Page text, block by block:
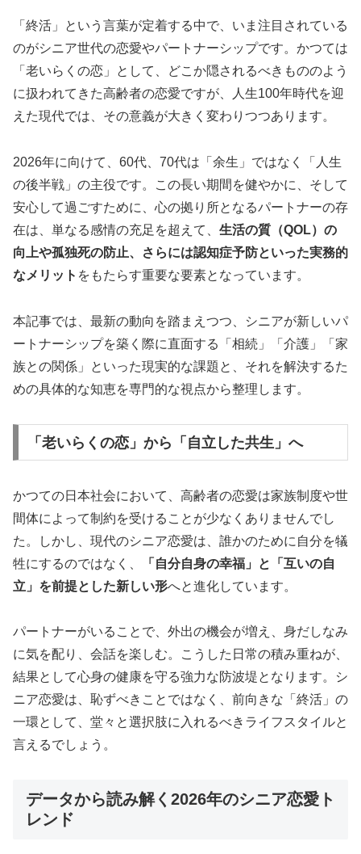
「終活」という言葉が定着する中で、いま注目されている
のがシニア世代の恋愛やパートナーシップです。かつては
「老いらくの恋」として、どこか隠されるべきもののよう
に扱われてきた高齢者の恋愛ですが、人生100年時代を迎
えた現代では、その意義が大きく変わりつつあります。
2026年に向けて、60代、70代は「余生」ではなく「人生
の後半戦」の主役です。この長い期間を健やかに、そして
安心して過ごすために、心の拠り所となるパートナーの存
在は、単なる感情の充足を超えて、 生活の質（QOL）の
向上や孤独死の防止、さらには認知症予防といった実務的
なメリット をもたらす重要な要素となっています。
本記事では、最新の動向を踏まえつつ、シニアが新しいパ
ートナーシップを築く際に直面する「相続」「介護」「家
族との関係」といった現実的な課題と、それを解決するた
めの具体的な知恵を専門的な視点から整理します。
「老いらくの恋」から「自立した共生」へ
かつての日本社会において、高齢者の恋愛は家族制度や世
間体によって制約を受けることが少なくありませんでし
た。しかし、現代のシニア恋愛は、誰かのために自分を犠
牲にするのではなく、
「自分自身の幸福」と「互いの自
立」を前提とした新しい形へと進化しています。
パートナーがいることで、外出の機会が増え、身だしなみ
に気を配り、会話を楽しむ。こうした日常の積み重ねが、
結果として心身の健康を守る強力な防波堤となります。シ
ニア恋愛は、恥ずべきことではなく、前向きな「終活」の
一環として、堂々と選択肢に入れるべきライフスタイルと
言えるでしょう。
データから読み解く2026年のシニア恋愛ト
レンド